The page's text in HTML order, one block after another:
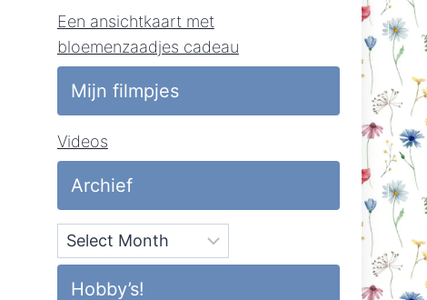
Een ansichtkaart met
bloemenzaadjes cadeau
Mijn filmpjes
Videos
Archief
Archief
Hobby’s!